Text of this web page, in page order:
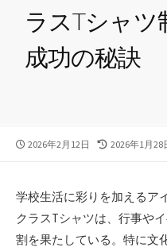
ラスTシャツ
成功の秘訣
公
2026年2月12日
最
新
日
2026年1月28
学校生活に彩りを加えるア
クラスTシャツは、行事や
割を果たしている。 特に文